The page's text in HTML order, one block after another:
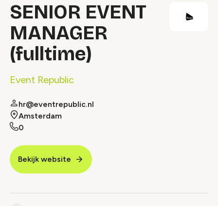
SENIOR EVENT
MANAGER
(fulltime)
Event Republic
hr@eventrepublic.nl
Amsterdam
0
Bekijk website